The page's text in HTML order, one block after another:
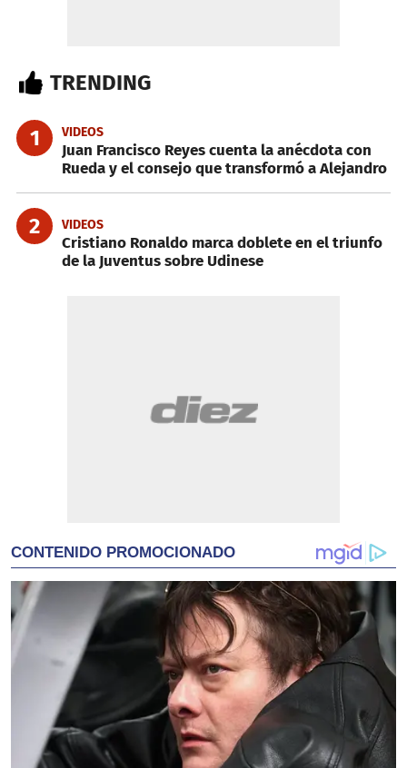
TRENDING
1 VIDEOS
Juan Francisco Reyes cuenta la anécdota con
Rueda y el consejo que transformó a Alejandro
2 VIDEOS
Cristiano Ronaldo marca doblete en el triunfo
de la Juventus sobre Udinese